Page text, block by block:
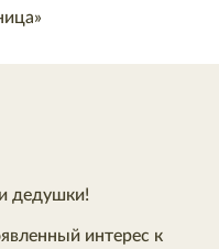
дедушки!
интерес к